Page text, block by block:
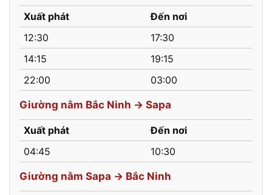
Xuất phát
Đến nơi
12:30
17:30
14:15
19:15
22:00
03:00
Giường nằm Bắc Ninh → Sapa
Xuất phát
Đến nơi
04:45
10:30
Giường nằm Sapa → Bắc Ninh